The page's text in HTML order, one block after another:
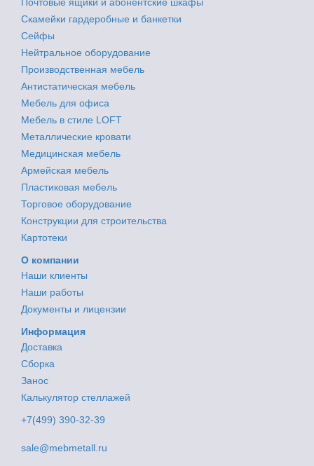
Скамейки гардеробные и банкетки
Сейфы
Нейтральное оборудование
Производственная мебель
Антистатическая мебель
Мебель для офиса
Мебель в стиле LOFT
Металлические кровати
Медицинская мебель
Армейская мебель
Пластиковая мебель
Торговое оборудование
Конструкции для строительства
Картотеки
О компании
Наши клиенты
Наши работы
Документы и лицензии
Информация
Доставка
Сборка
Занос
Калькулятор стеллажей
+7(499) 390-32-39
sale@mebmetall.ru